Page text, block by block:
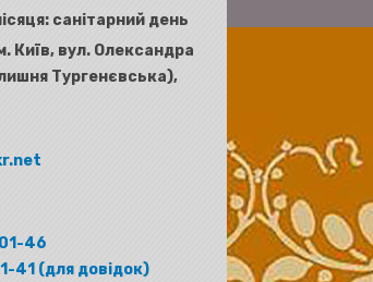
санітарний день
Київ, вул. Олександра
Тургенєвська),
46
41 (для довідок)